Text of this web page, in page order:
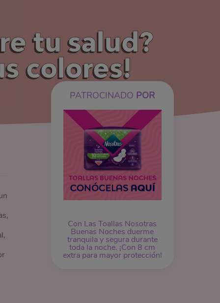
tu salud?
colores!
PATROCINADO POR
Con Las Toallas Nosotras
Buenas Noches duerme
tranquila y segura durante
toda la noche. ¡Con 8 cm
extra para mayor protección!